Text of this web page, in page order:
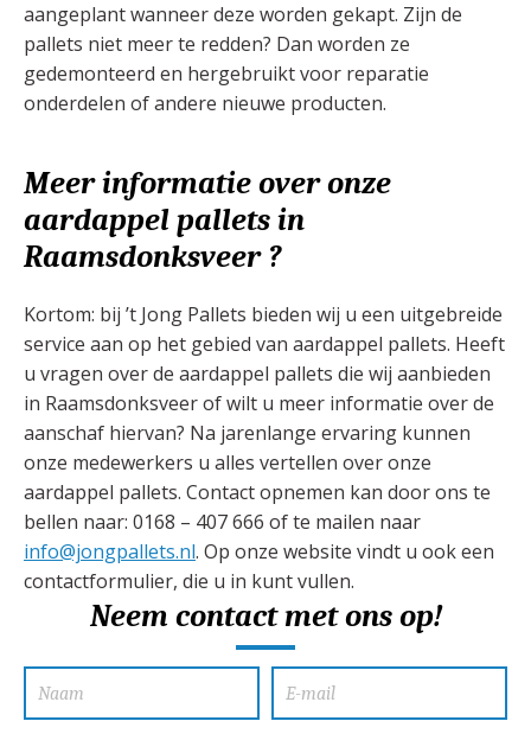
aangeplant wanneer deze worden gekapt. Zijn de
pallets niet meer te redden? Dan worden ze
gedemonteerd en hergebruikt voor reparatie
onderdelen of andere nieuwe producten.
Meer informatie over onze
aardappel pallets in
Raamsdonksveer ?
Kortom: bij ’t Jong Pallets bieden wij u een uitgebreide
service aan op het gebied van aardappel pallets. Heeft
u vragen over de aardappel pallets die wij aanbieden
in Raamsdonksveer of wilt u meer informatie over de
aanschaf hiervan? Na jarenlange ervaring kunnen
onze medewerkers u alles vertellen over onze
aardappel pallets. Contact opnemen kan door ons te
bellen naar: 0168 – 407 666 of te mailen naar
info@jongpallets.nl. Op onze website vindt u ook een
contactformulier, die u in kunt vullen.
Neem contact met ons op!